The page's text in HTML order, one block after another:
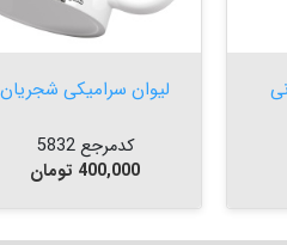
لیوان سرامیکی شجریان
کدمرجع 5832
قیمت
400,000 تومان